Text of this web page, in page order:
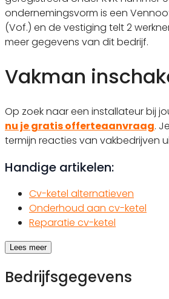
ondernemingsvorm is een
(Vof.) en de vestiging telt 2
meer gegevens van dit bedrijf.
Vakman
Op zoek naar een installateur bij
nu je gratis offerteaanvraag.
termijn reacties van vakbedrijven
Handige artikelen:
Cv-ketel alternatieven
Onderhoud aan cv-ketel
Reparatie cv-ketel
Lees meer
Bedrijfsgegevens